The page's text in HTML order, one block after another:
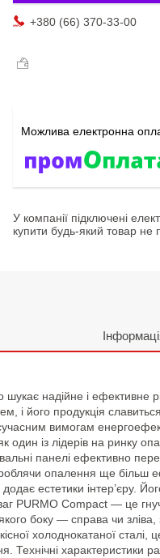
+380 (66) 370-33-00
У компанії підключені
купити будь-який товар не
надійне і ефективне
його продукція славиться
вимогам
із лідерів на ринку
панелі ефективно
роблячи опалення ще більш
естетики інтер’єру.
PURMO Compact — це
боку — справа чи зліва,
холоднокатаної сталі,
Технічні характеристики